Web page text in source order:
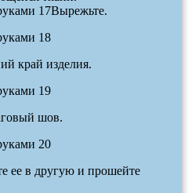
Вырежьте.
край изделия.
шов.
ее в другую и прошейте